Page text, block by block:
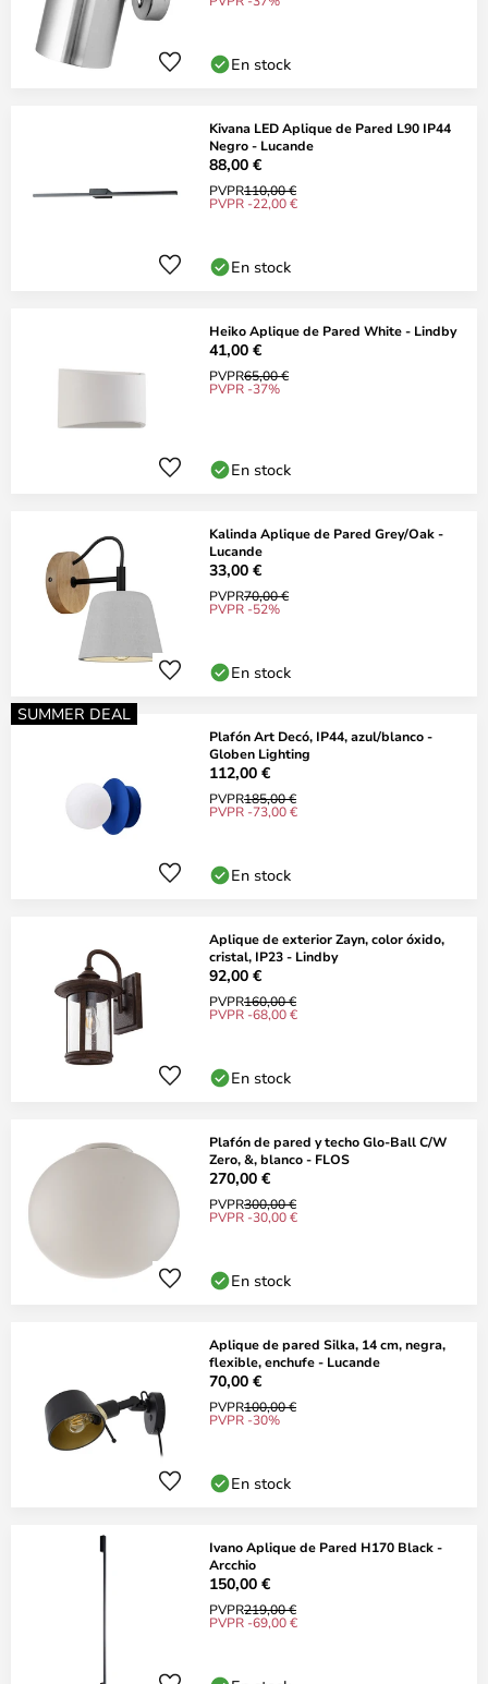
En stock
Kivana LED Aplique de Pared L90 IP44
Negro - Lucande
88,00 €
PVPR110,00 €
PVPR -22,00 €
En stock
Heiko Aplique de Pared White - Lindby
41,00 €
PVPR65,00 €
PVPR -37%
En stock
Kalinda Aplique de Pared Grey/Oak -
Lucande
33,00 €
PVPR70,00 €
PVPR -52%
En stock
SUMMER DEAL
Plafón Art Decó, IP44, azul/blanco -
Globen Lighting
112,00 €
PVPR185,00 €
PVPR -73,00 €
En stock
Aplique de exterior Zayn, color óxido,
cristal, IP23 - Lindby
92,00 €
PVPR160,00 €
PVPR -68,00 €
En stock
Plafón de pared y techo Glo-Ball C/W
Zero, &, blanco - FLOS
270,00 €
PVPR300,00 €
PVPR -30,00 €
En stock
Aplique de pared Silka, 14 cm, negra,
flexible, enchufe - Lucande
70,00 €
PVPR100,00 €
PVPR -30%
En stock
Ivano Aplique de Pared H170 Black -
Arcchio
150,00 €
PVPR219,00 €
PVPR -69,00 €